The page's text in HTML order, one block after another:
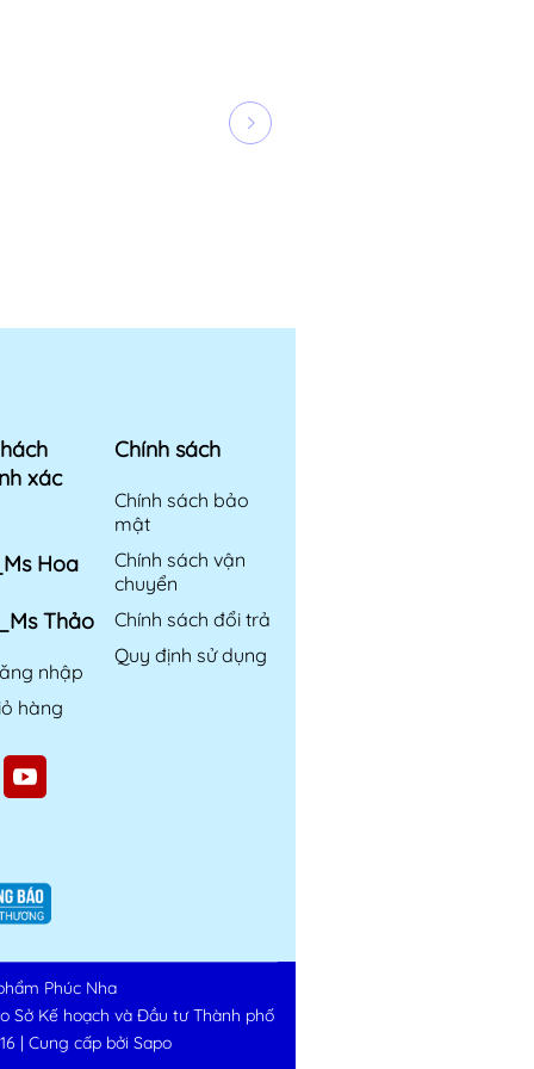
xác
Hoa
Thảo
nhập
hàng
Chính sách
Chính sách bảo
mật
Chính sách vận
chuyển
Chính sách đổi trả
Quy định sử dụng
Phúc Nha
Sở Kế hoạch và Đầu tư Thành phố
| Cung cấp bởi Sapo